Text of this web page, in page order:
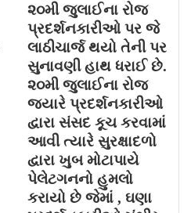
૨૦મી જુલાઈના રોજ
પ્રદર્શનકારીઓ પર જે
લાઠીચાર્જ થયો તેની પર
સુનાવણી હાથ ધરાઈ છે.
૨૦મી જુલાઈના રોજ
જયારે પ્રદર્શનકારીઓ
દ્વારા સંસદ કૂચ કરવામાં
આવી ત્યારે સુરક્ષાદળો
દ્વારા ખુબ મોટાપાયે
પેલેટગનનો હુમલો
કરાયો છે જેમાં , ઘણા